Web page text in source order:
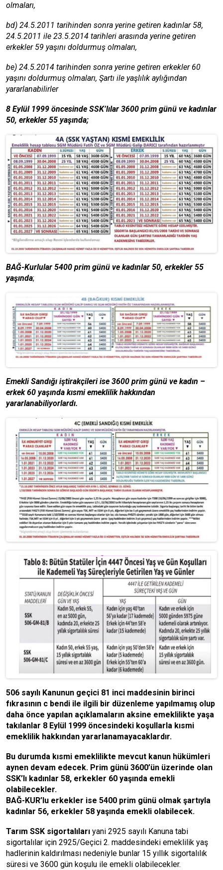
olmaları,
bd) 24.5.2011 tarihinden sonra yerine getiren kadınlar 58,
24.5.2011 ile 23.5.2014 tarihleri arasında yerine getiren
erkekler 59 yaşını doldurmuş olmaları,
be) 24.5.2014 tarihinden sonra yerine getiren erkekler 60
yaşını doldurmuş olmaları, Şartı ile yaşlılık aylığından
yararlanabilirler
8 Eylül 1999 öncesinde SSK’lılar 3600 prim günü ve kadınlar
50, erkekler 55 yaşında;
BAĞ-Kurlular 5400 prim günü ve kadınlar 50, erkekler 55
yaşında;
Emekli Sandığı iştirakçileri ise 3600 prim günü ve kadın –
erkek 60 yaşında kısmi emeklilik hakkından
yararlanabiliyorlardı.
506 sayılı Kanunun geçici 81 inci maddesinin birinci
fıkrasının c bendi ile ilgili bir düzenleme yapılmamış olup
daha önce yapılan açıklamaların aksine emeklilikte yaşa
takılanlar 8 Eylül 1999 öncesindeki koşullarla kısmi
emeklilik hakkından yararlanamayacaklardır.
Bu durumda kısmi emeklilikte mevcut kanun hükümleri
aynen devam edecek. Prim günü 3600’ün üzerinde olan
SSK’lı kadınlar 58, erkekler 60 yaşında emekli
olabilecekler.
BAĞ-KUR’lu erkekler ise 5400 prim günü olmak şartıyla
kadınlar 56, erkekler 58 yaşında emekli olabilecek.
Tarım SSK sigortalıları yani 2925 sayılı Kanuna tabi
sigortalılar için 2925/Geçici 2. maddesindeki emeklilik yaş
hadlerinin kaldırılması nedeniyle bunlar 15 yıllık sigortalılık
süresi ve 3600 gün koşulu ile emekli olabilecekler.